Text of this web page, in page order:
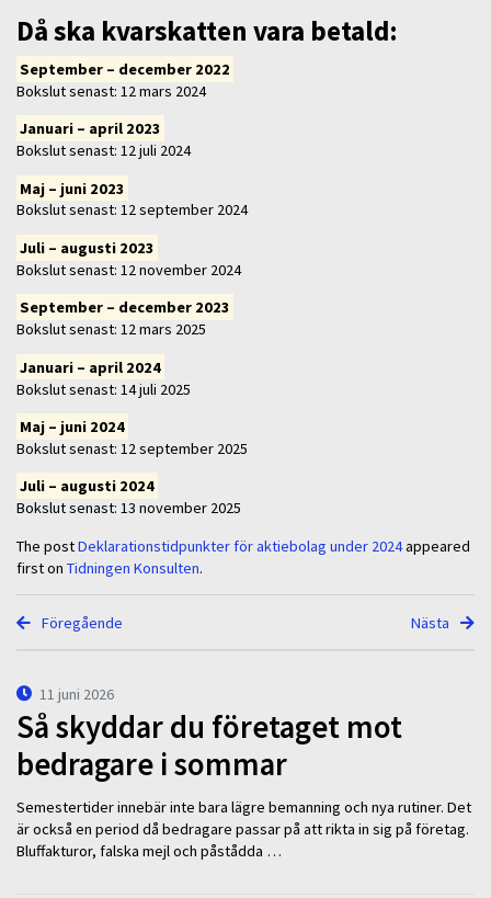
Då ska kvarskatten vara betald:
September – december 2022
Bokslut senast: 12 mars 2024
Januari – april 2023
Bokslut senast: 12 juli 2024
Maj – juni 2023
Bokslut senast: 12 september 2024
Juli – augusti 2023
Bokslut senast: 12 november 2024
September – december 2023
Bokslut senast: 12 mars 2025
Januari – april 2024
Bokslut senast: 14 juli 2025
Maj – juni 2024
Bokslut senast: 12 september 2025
Juli – augusti 2024
Bokslut senast: 13 november 2025
The postDeklarationstidpunkter för aktiebolag under 2024appeared
first on Tidningen Konsulten.
Föregående Nästa
11 juni 2026
Så skyddar du företaget mot
bedragare i sommar
Semestertider innebär inte bara lägre bemanning och nya rutiner. Det
är också en period då bedragare passar på att rikta in sig på företag.
Bluffakturor, falska mejl och påstådda …